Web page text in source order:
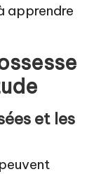
apprendre
et les